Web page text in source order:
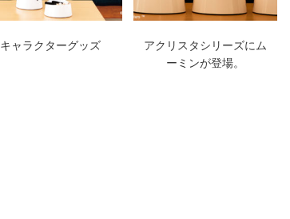
キャラクターグッズ
アクリスタシリーズにム
ーミンが登場。